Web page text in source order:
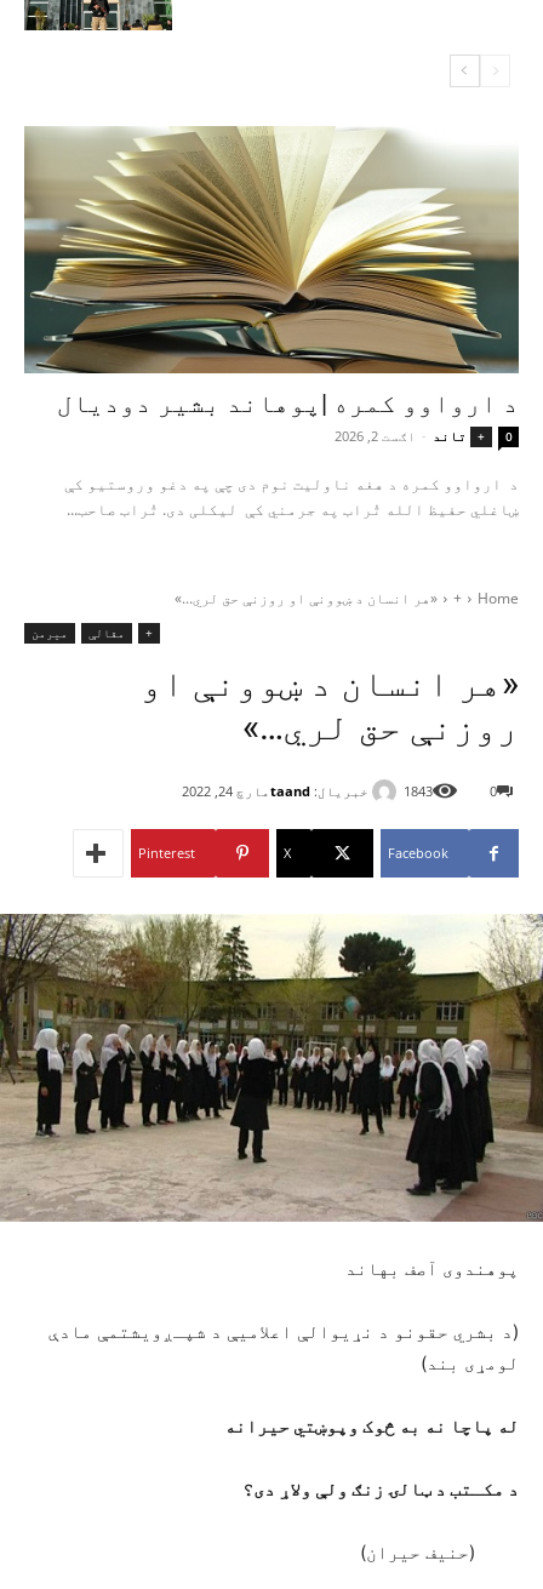
د ارواوو کمره |پوهاند بشیر دودیال
+ تاند - اګست 2, 2026 0
د ارواوو کمره د هغه ناولیت نوم دی چې په دغو وروستیو کې
ښاغلي حفیظ الله تُراب په جرمني کې لیکلی دی. تُراب صاحب...